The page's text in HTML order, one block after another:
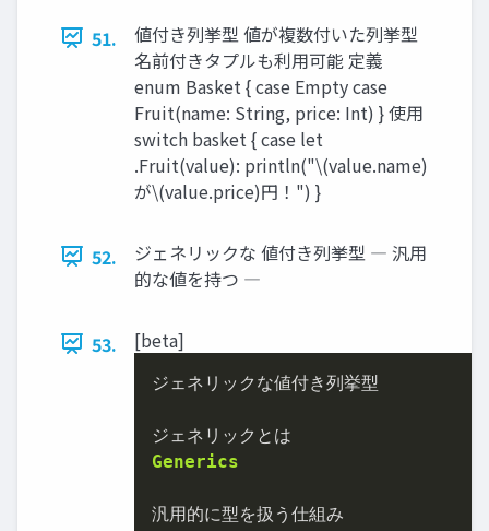
51.
値付き列挙型 値が複数付いた列挙型
名前付きタプルも利用可能 定義
enum Basket { case Empty case
Fruit(name: String, price: Int) } 使用
switch basket { case let
.Fruit(value): println("\(value.name)
が\(value.price)円！") }
52.
ジェネリックな 値付き列挙型 ― 汎用
的な値を持つ ―
53. [beta]
ジェネリックな値付き列挙型
Generics
汎用的に型を扱う仕組み